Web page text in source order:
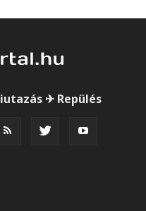
✈ Repülés